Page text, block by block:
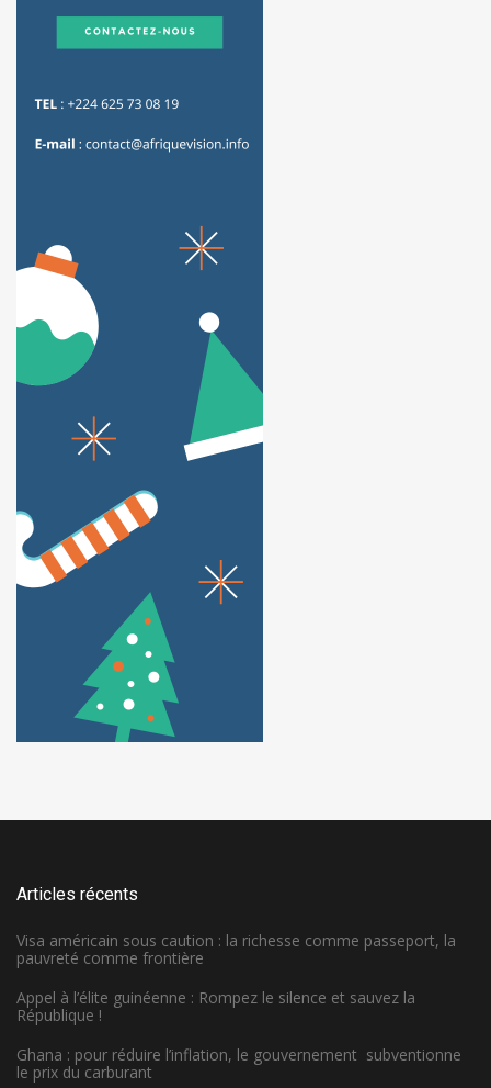
Articles récents
Visa américain sous caution : la richesse comme passeport, la
pauvreté comme frontière
Appel à l’élite guinéenne : Rompez le silence et sauvez la
République !
Ghana : pour réduire l’inflation, le gouvernement subventionne
le prix du carburant